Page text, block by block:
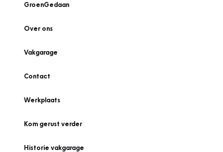
GroenGedaan
Over ons
Vakgarage
Contact
Werkplaats
Kom gerust verder
Historie vakgarage